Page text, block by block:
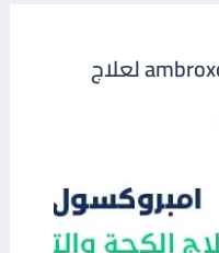
امبروكسول نقط للرضع ambroxol لعلاج